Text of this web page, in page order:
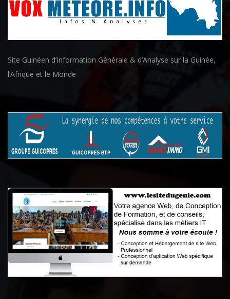
Site Guinéen d’Information Générale & d’Analyse sur la Guinée,
l’Afrique et le Monde